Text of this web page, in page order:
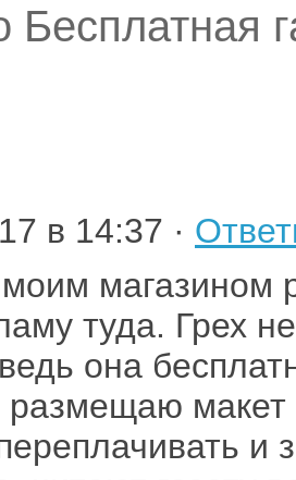
в 14:37 ·
магазином
туда. Грех
она
макет
и